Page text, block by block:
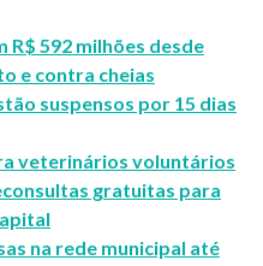
592 milhões desde
e contra cheias
suspensos por 15 dias
veterinários voluntários
gratuitas para
na rede municipal até